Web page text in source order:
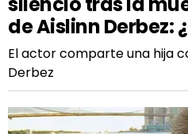
de Aislinn Derbez:
El actor comparte una hija
Derbez